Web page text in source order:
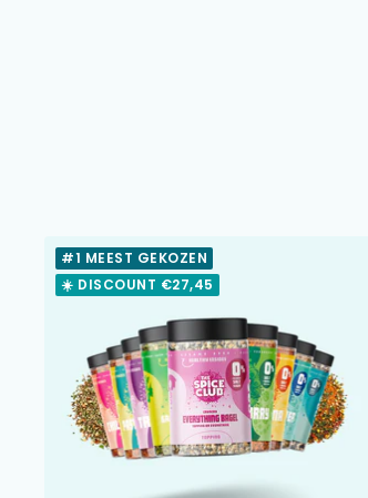
#1 MEEST GEKOZEN
☀️ DISCOUNT €27,45